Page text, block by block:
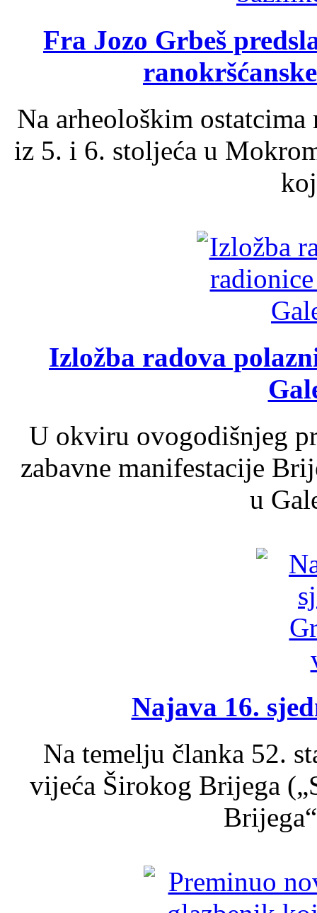
Fra Jozo Grbeš
Na arheološkim
iz 5. i 6. stoljeća u
Izložba radova
U okviru ovogodišnjeg
zabavne manifestacije
u
Najava 16.
Na temelju članka 52.
vijeća Širokog Brijega